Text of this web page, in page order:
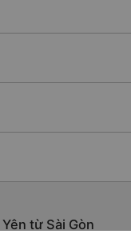
từ Sài Gòn